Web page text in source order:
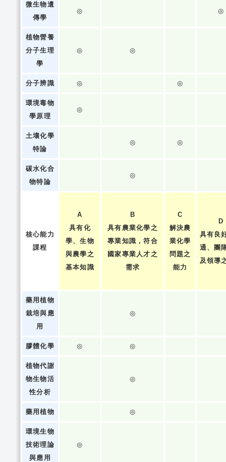
微生物遺
傳學
◎ ◎
植物營養
分子生理
學
◎ ◎
分子辨識 ◎ ◎
環境毒物
學原理
◎
土壤化學
特論
◎ ◎
碳水化合
物特論
◎
核心能力
課程
A
具有化
學、生物
與農學之
基本知識
B
具有農業化學之
專業知識，符合
國家專業人才之
需求
C
解決農
業化學
問題之
能力
D
具有良
通、團
及領導
藥用植物
栽培與應
用
◎
膠體化學 ◎ ◎
植物代謝
物生物活
性分析
◎
藥用植物 ◎
環境生物
技術理論
與應用
◎